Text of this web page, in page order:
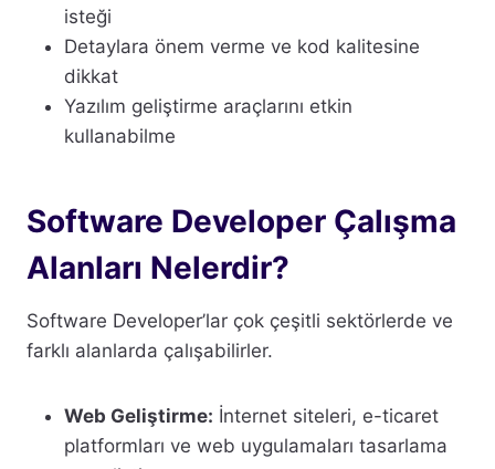
isteği
Detaylara önem verme ve kod kalitesine
dikkat
Yazılım geliştirme araçlarını etkin
kullanabilme
Software Developer Çalışma
Alanları Nelerdir?
Software Developer’lar çok çeşitli sektörlerde ve
farklı alanlarda çalışabilirler.
Web Geliştirme: İnternet siteleri, e-ticaret
platformları ve web uygulamaları tasarlama